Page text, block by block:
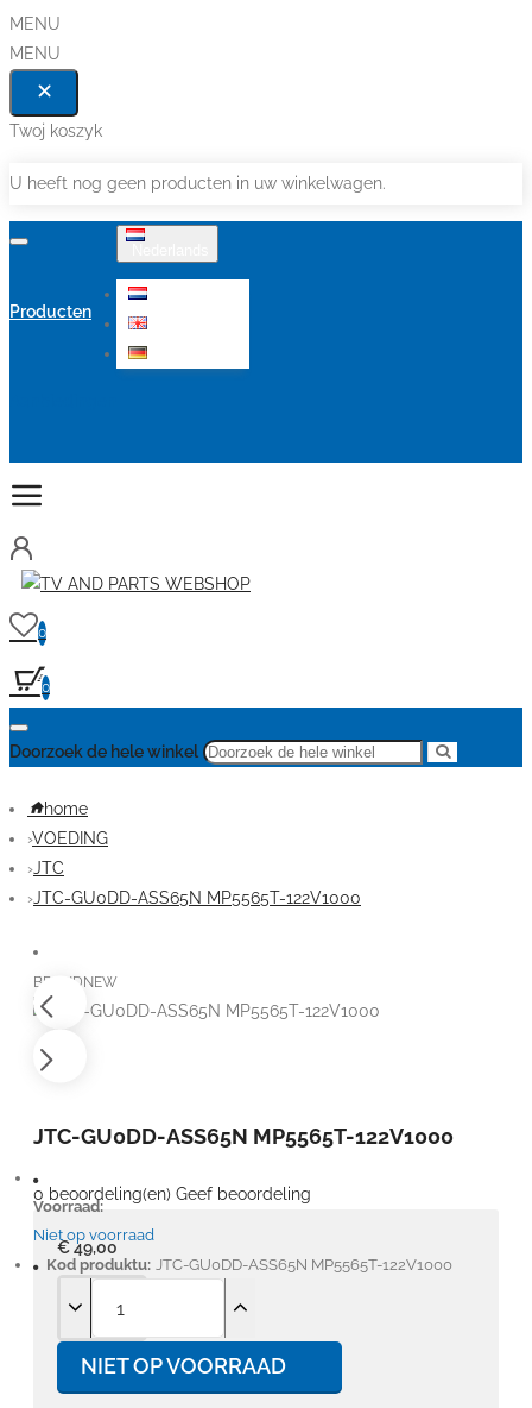
MENU
MENU
Twoj koszyk
U heeft nog geen producten in uw winkelwagen.
Producten
0
0
Doorzoek de hele winkel
home
VOEDING
JTC
JTC-GU0DD-ASS65N MP5565T-122V1000
BRANDNEW
JTC-GU0DD-ASS65N MP5565T-122V1000
Voorraad:
Niet op voorraad
Kod produktu: JTC-GU0DD-ASS65N MP5565T-122V1000
0 beoordeling(en) Geef beoordeling
€ 49,00
NIET OP VOORRAAD